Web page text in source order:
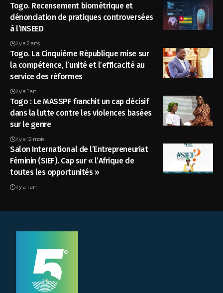
Togo. Recensement biométrique et
dénonciation de pratiques controversées
à l’INSEED
il y a 2 ans
Togo. La Cinquième République mise sur
la compétence, l’unité et l’efficacité au
service des réformes
il y a 1 an
Togo : Le MASSPF franchit un cap décisif
dans la lutte contre les violences basées
sur le genre
il y a 12 mois
Salon International de l’Entrepreneuriat
Féminin (SIEF). Cap sur « l’Afrique de
toutes les opportunités »
il y a 1 an